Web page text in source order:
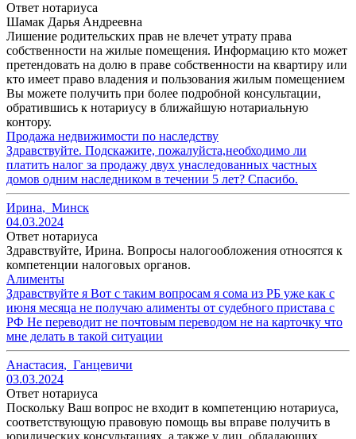
Ответ нотариуса
Шамак Дарья Андреевна
Лишение родительских прав не влечет утрату права
собственности на жилые помещения. Информацию кто может
претендовать на долю в праве собственности на квартиру или
кто имеет право владения и пользования жилым помещением
Вы можете получить при более подробной консультации,
обратившись к нотариусу в ближайшую нотариальную
контору.
Продажа недвижимости по наследству
Здравствуйте. Подскажите, пожалуйста,необходимо ли
платить налог за продажу двух унаследованных частных
домов одним наследником в течении 5 лет? Спасибо.
Ирина, Минск
04.03.2024
Ответ нотариуса
Здравствуйте, Ирина. Вопросы налогообложения относятся к
компетенции налоговых органов.
Алименты
Здравствуйте я Вот с таким вопросам я сома из РБ уже как с
июня месяца не получаю алименты от судебного пристава с
РФ Не переводит не почтовым переводом не на карточку что
мне делать в такой ситуации
Анастасия, Ганцевичи
03.03.2024
Ответ нотариуса
Поскольку Ваш вопрос не входит в компетенцию нотариуса,
соответствующую правовую помощь вы вправе получить в